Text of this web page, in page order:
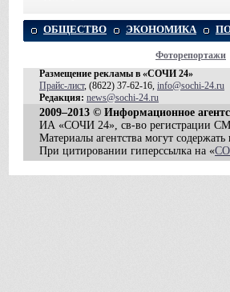
ОБЩЕСТВО ЭКОНОМИКА
Фоторепортажи
Размещение рекламы в «СОЧИ 24»
Прайс-лист, (8622) 37-62-16, info@sochi-24.ru
Редакция: news@sochi-24.ru
2009–2013 © Информационное
ИА «СОЧИ 24», св-во регистрации
Материалы агентства могут
При цитировании гиперссылка на «